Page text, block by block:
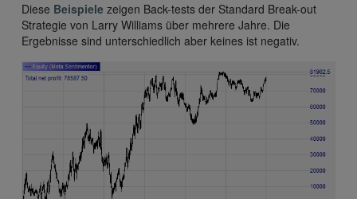
Diese Beispiele zeigen Back-tests der Standard Break-out
Strategie von Larry Williams über mehrere Jahre. Die
Ergebnisse sind unterschiedlich aber keines ist negativ.